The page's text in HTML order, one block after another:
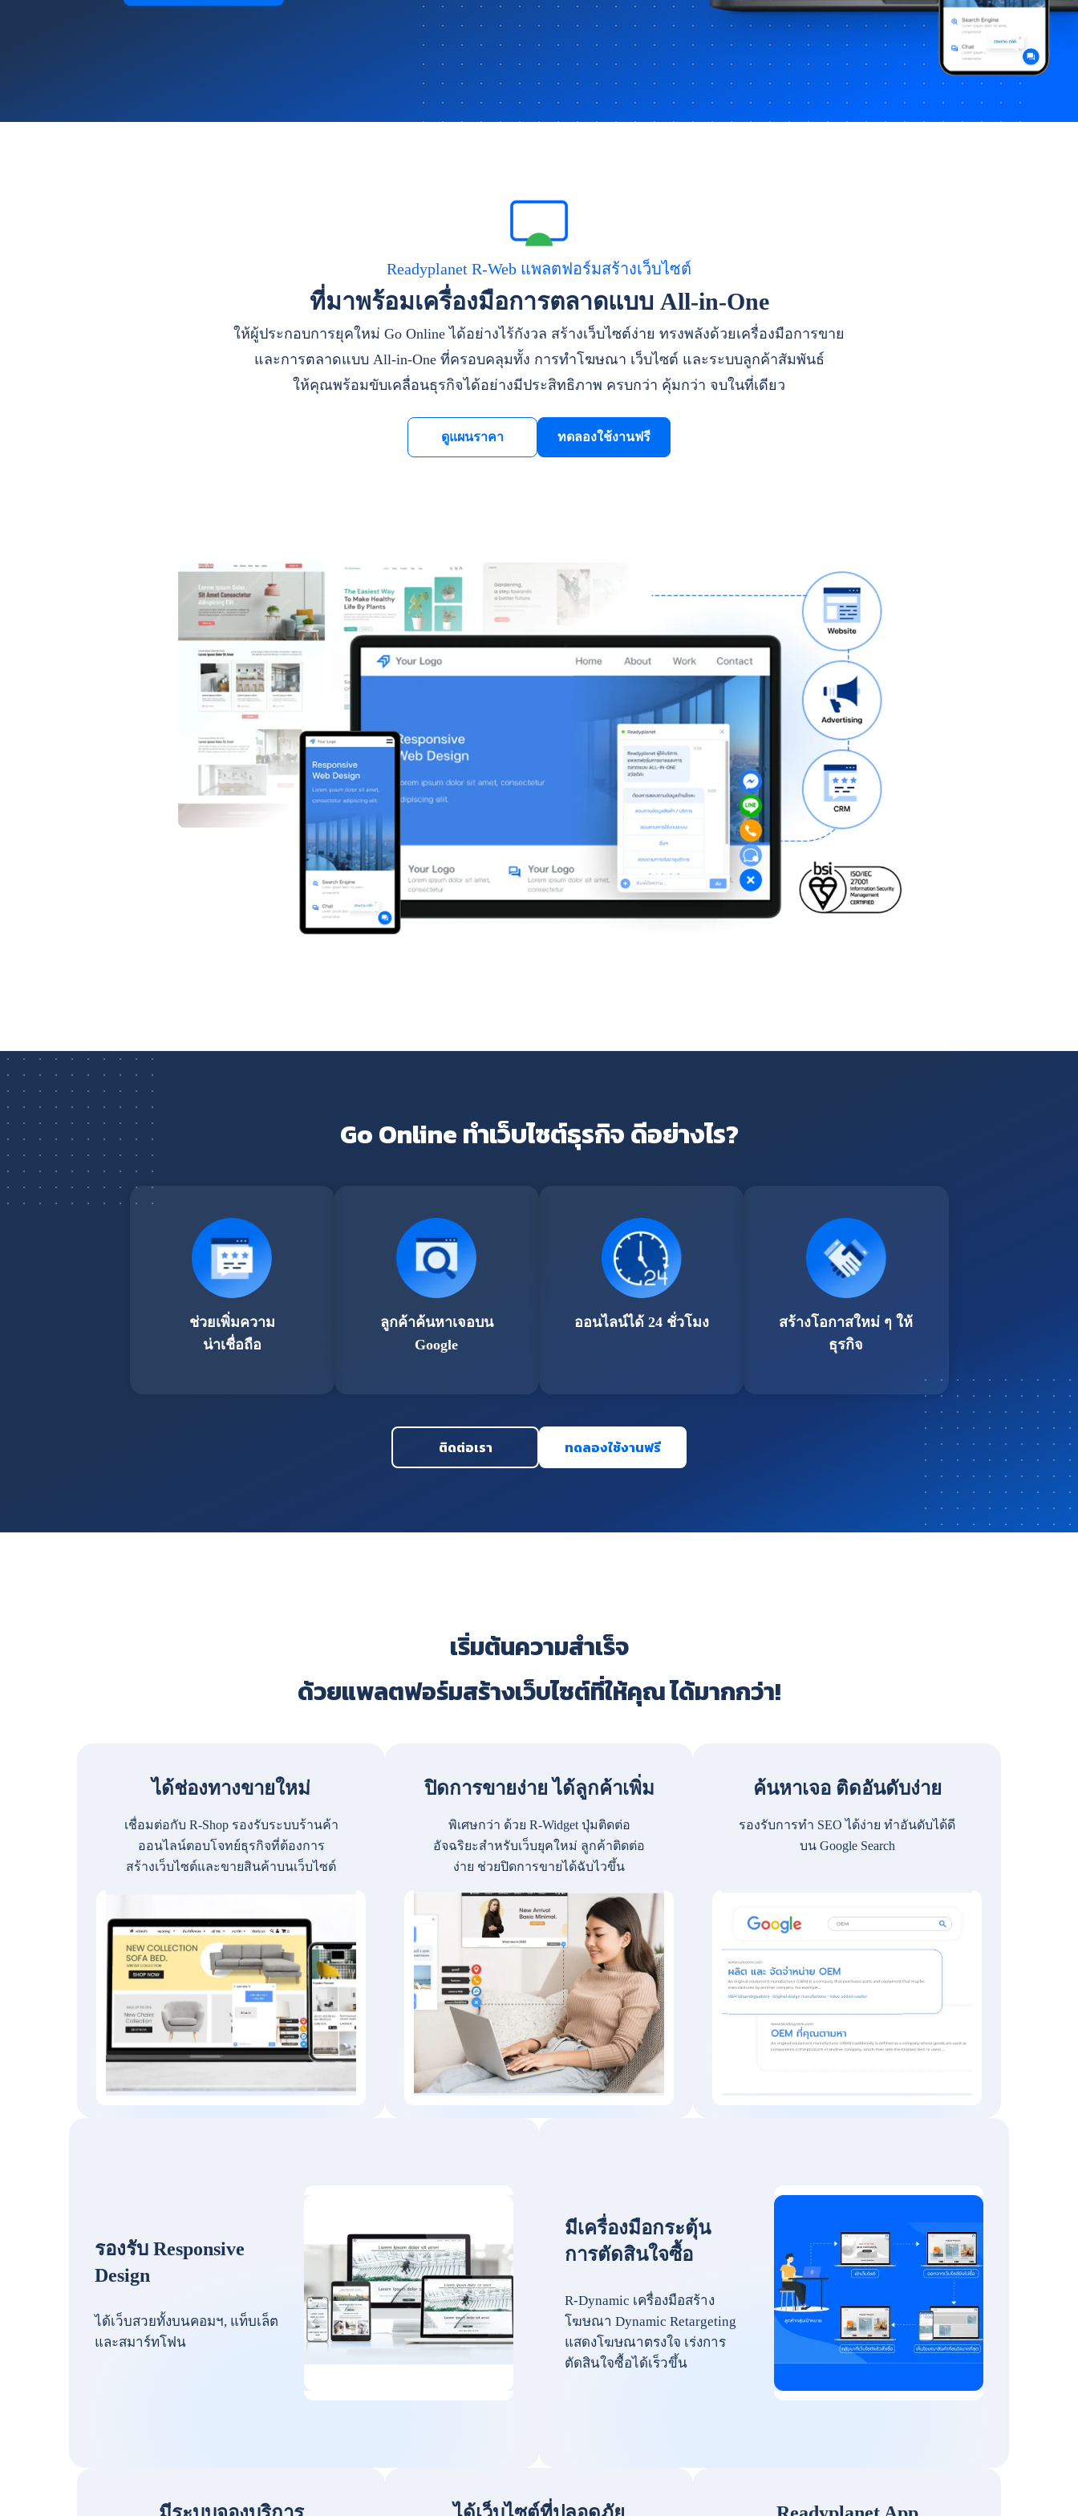
Readyplanet R-Web แพลตฟอร์มสร้างเว็บไซต์
ที่มาพร้อมเครื่องมือการตลาดแบบ All-in-One
ให้ผู้ประกอบการยุคใหม่ Go Online ได้อย่างไร้กังวล สร้างเว็บไซต์ง่าย ทรงพลังด้วยเครื่องมือการขาย
และการตลาดแบบ All-in-One ที่ครอบคลุมทั้ง การทำโฆษณา เว็บไซต์ และระบบลูกค้าสัมพันธ์
ให้คุณพร้อมขับเคลื่อนธุรกิจได้อย่างมีประสิทธิภาพ ครบกว่า คุ้มกว่า จบในที่เดียว
ดูแผนราคา ทดลองใช้งานฟรี
Go Online ทำเว็บไซต์ธุรกิจ ดีอย่างไร?
ช่วยเพิ่มความ
น่าเชื่อถือ
ลูกค้าค้นหาเจอบน
Google
ออนไลน์ได้ 24 ชั่วโมง
สร้างโอกาสใหม่ ๆ ให้
ธุรกิจ
ติดต่อเรา ทดลองใช้งานฟรี
เริ่มต้นความสำเร็จ
ด้วยแพลตฟอร์มสร้างเว็บไซต์ที่ให้คุณ ได้มากกว่า!
ได้ช่องทางขายใหม่
เชื่อมต่อกับ R-Shop รองรับระบบร้านค้า
ออนไลน์ตอบโจทย์ธุรกิจที่ต้องการ
สร้างเว็บไซต์และขายสินค้าบนเว็บไซต์
ปิดการขายง่าย ได้ลูกค้าเพิ่ม
พิเศษกว่า ด้วย R-Widget ปุ่มติดต่อ
อัจฉริยะสำหรับเว็บยุคใหม่ ลูกค้าติดต่อ
ง่าย ช่วยปิดการขายได้ฉับไวขึ้น
ค้นหาเจอ ติดอันดับง่าย
รองรับการทำ SEO ได้ง่าย ทำอันดับได้ดี
บน Google Search
รองรับ Responsive
Design
ได้เว็บสวยทั้งบนคอมฯ, แท็บเล็ต
และสมาร์ทโฟน
มีเครื่องมือกระตุ้น
การตัดสินใจซื้อ
R-Dynamic เครื่องมือสร้าง
โฆษณา Dynamic Retargeting
แสดงโฆษณาตรงใจ เร่งการ
ตัดสินใจซื้อได้เร็วขึ้น